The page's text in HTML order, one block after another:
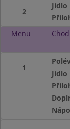
2
Jídlo
Menu
Chod
1
Jídlo